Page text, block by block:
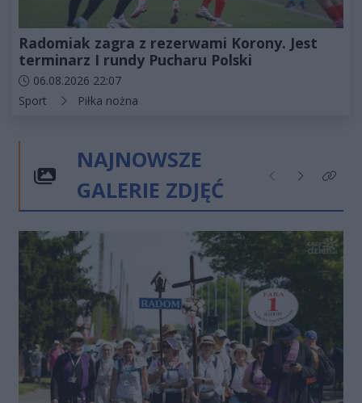
Radomiak zagra z rezerwami Korony. Jest
terminarz I rundy Pucharu Polski
Data dodania artykułu:
06.08.2026 22:07
Kategorie artykułu:
Sport Piłka nożna
NAJNOWSZE
GALERIE ZDJĘĆ
Poprzednie
NastępneKliknij